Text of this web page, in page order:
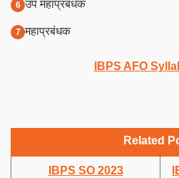
उप महाप्रबंधक
महाप्रबंधक
IBPS AFO
Related
IBPS SO 2023